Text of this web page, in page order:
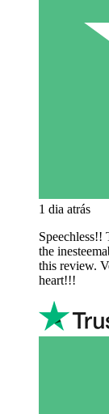
1 dia atrás
the
this review.
heart!!!